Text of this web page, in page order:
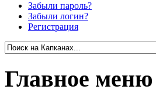
Забыли пароль?
Забыли логин?
Регистрация
Главное меню